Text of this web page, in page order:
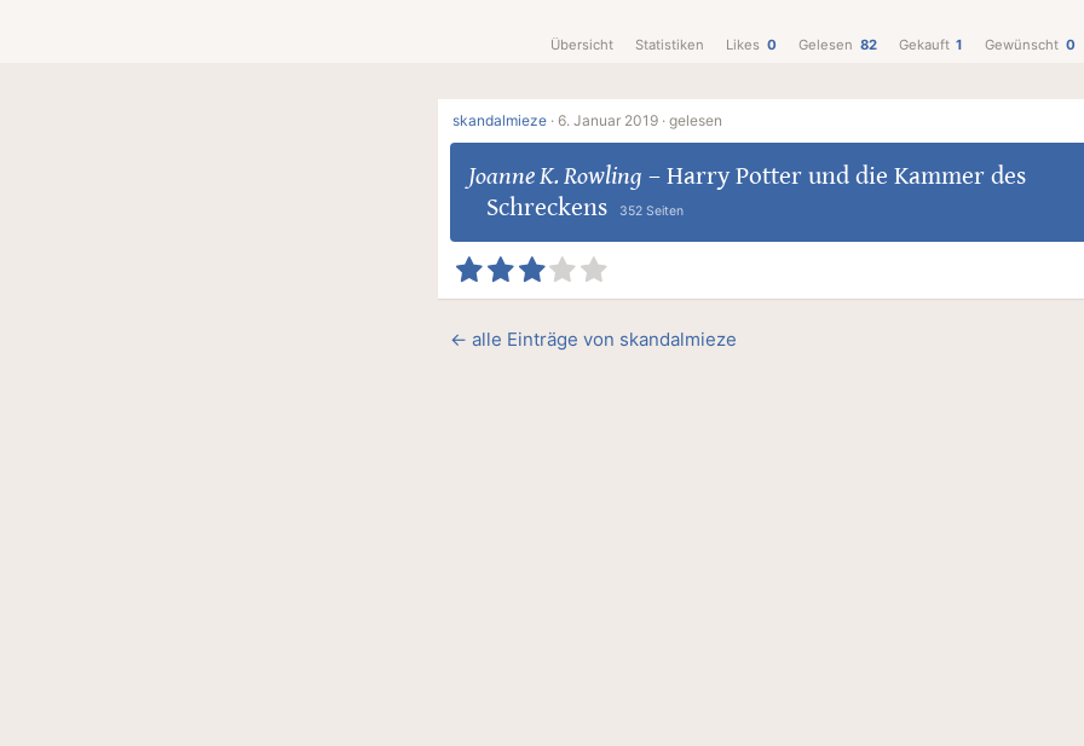
Übersicht Statistiken Likes 0 Gelesen 82 Gekauft 1 Gewünscht 0
skandalmieze · 6. Januar 2019 · gelesen
Joanne K. Rowling – Harry Potter und die Kammer des
Schreckens
352 Seiten
← alle Einträge von skandalmieze